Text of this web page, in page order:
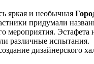
яркая и необычная
придумали
мероприятия.
различные испытания.
дизайнерского